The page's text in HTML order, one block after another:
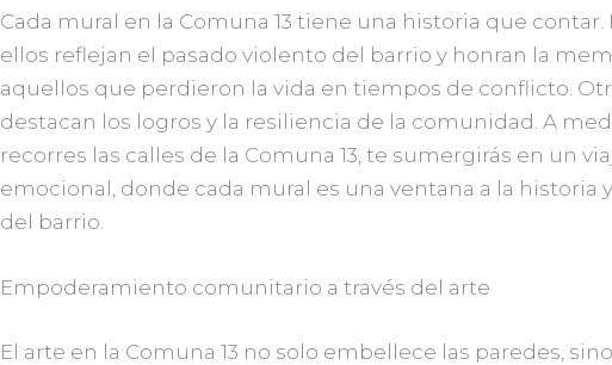
Cada mural en la Comuna 13 tiene una historia que contar.
ellos reflejan el pasado violento del barrio y honran la
aquellos que perdieron la vida en tiempos de conflicto.
destacan los logros y la resiliencia de la comunidad. A
recorres las calles de la Comuna 13, te sumergirás en un
emocional, donde cada mural es una ventana a la historia
del barrio.
Empoderamiento comunitario a través del arte
El arte en la Comuna 13 no solo embellece las paredes,